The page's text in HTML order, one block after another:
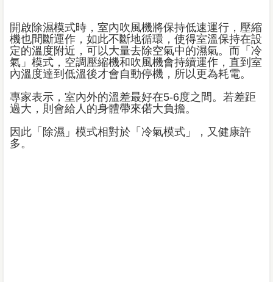
開啟除濕模式時，室內吹風機將保持低速運行，壓縮
機也間斷運作，如此不斷地循環，使得室溫保持在設
定的溫度附近，可以大量去除空氣中的濕氣。而「冷
氣」模式，空調壓縮機和吹風機會持續運作，直到室
內溫度達到低溫後才會自動停機，所以更為耗電。
專家表示，室內外的溫差最好在5-6度之間。若差距
過大，則會給人的身體帶來偌大負擔。
因此「除濕」模式相對於「冷氣模式」，又健康許
多。